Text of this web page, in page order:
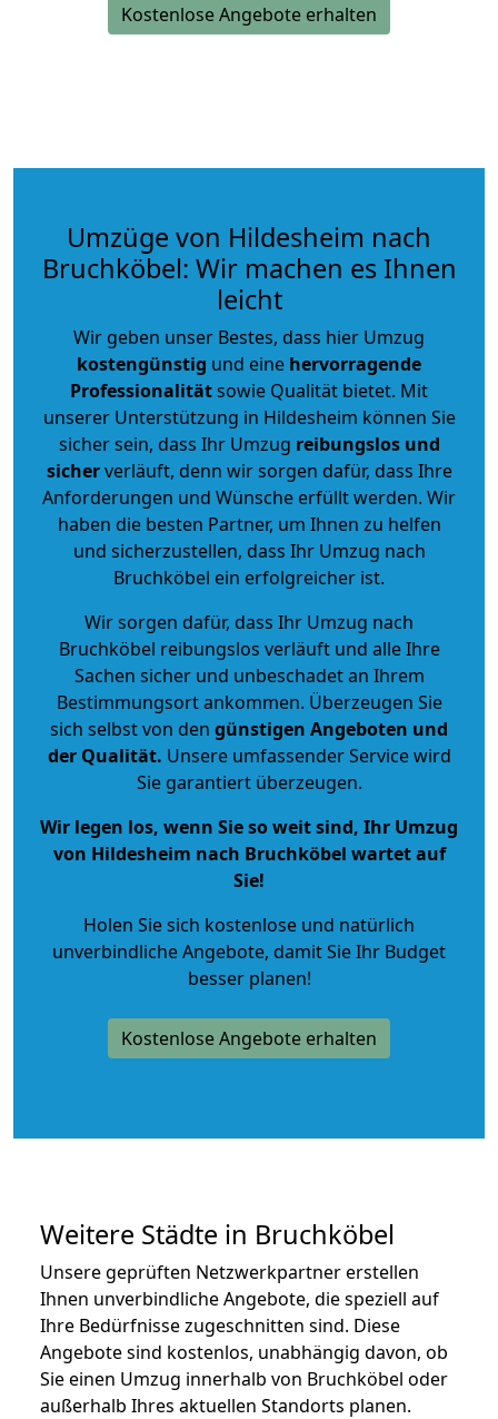
Kostenlose Angebote erhalten
Umzüge von Hildesheim nach
Bruchköbel: Wir machen es Ihnen
leicht
Wir geben unser Bestes, dass hier Umzug
kostengünstig und eine hervorragende
Professionalitätsowie Qualität bietet. Mit
unserer Unterstützung in Hildesheim können Sie
sicher sein, dass Ihr Umzug reibungslos und
sicherverläuft, denn wir sorgen dafür, dass Ihre
Anforderungen und Wünsche erfüllt werden. Wir
haben die besten Partner, um Ihnen zu helfen
und sicherzustellen, dass Ihr Umzug nach
Bruchköbel ein erfolgreicher ist.
Wir sorgen dafür, dass Ihr Umzug nach
Bruchköbel reibungslos verläuft und alle Ihre
Sachen sicher und unbeschadet an Ihrem
Bestimmungsort ankommen. Überzeugen Sie
sich selbst von den günstigen Angeboten und
der Qualität. Unsere umfassender Service wird
Sie garantiert überzeugen.
Wir legen los, wenn Sie so weit sind, Ihr Umzug
von Hildesheim nach Bruchköbel wartet auf
Sie!
Holen Sie sich kostenlose und natürlich
unverbindliche Angebote, damit Sie Ihr Budget
besser planen!
Kostenlose Angebote erhalten
Weitere Städte in Bruchköbel
Unsere geprüften Netzwerkpartner erstellen
Ihnen unverbindliche Angebote, die speziell auf
Ihre Bedürfnisse zugeschnitten sind. Diese
Angebote sind kostenlos, unabhängig davon, ob
Sie einen Umzug innerhalb von Bruchköbel oder
außerhalb Ihres aktuellen Standorts planen.